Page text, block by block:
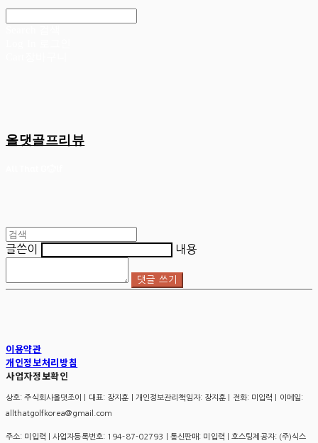
올댓골프리뷰
글쓴이 내용
댓글 쓰기
이용약관
개인정보처리방침
사업자정보확인
상호: 주식회사올댓조이 | 대표: 장지훈 | 개인정보관리책임자: 장지훈 | 전화: 미입력 | 이메일:
allthatgolfkorea@gmail.com
주소: 미입력 | 사업자등록번호: 194-87-02793 | 통신판매: 미입력 | 호스팅제공자: (주)식스